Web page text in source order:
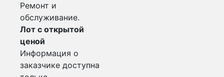
Ремонт и
обслуживание.
Лот с открытой
ценой
Информация о
заказчике доступна